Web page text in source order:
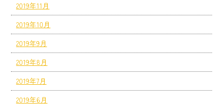
2019年11月
2019年10月
2019年9月
2019年8月
2019年7月
2019年6月